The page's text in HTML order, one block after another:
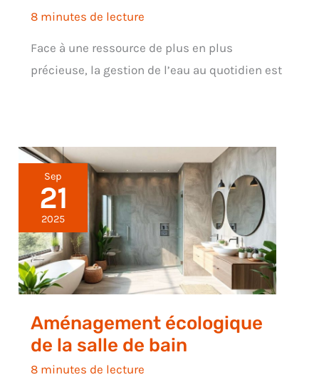
8 minutes de lecture
Face à une ressource de plus en plus
précieuse, la gestion de l’eau au quotidien est
Sep
21
2025
Aménagement écologique
de la salle de bain
8 minutes de lecture